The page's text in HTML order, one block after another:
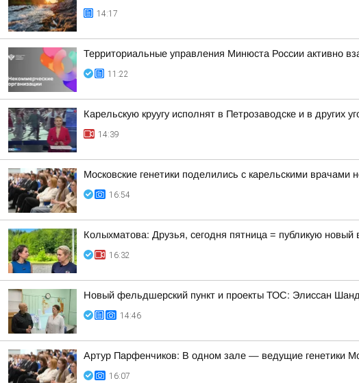
14:17
Территориальные управления Минюста России активно
11:22
Карельскую круугу исполнят в Петрозаводске и в других
14:39
Московские генетики поделились с карельскими
16:54
Колыхматова: Друзья, сегодня пятница = публикую новый
16:32
Новый фельдшерский пункт и проекты ТОС: Элиссан
14:46
Артур Парфенчиков: В одном зале — ведущие генетики
16:07